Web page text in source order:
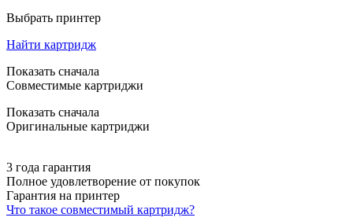
Выбрать принтер
Найти картридж
Показать сначала
Совместимые картриджи
Показать сначала
Оригинальные картриджи
3 года гарантия
Полное удовлетворение от покупок
Гарантия на принтер
Что такое совместимый картридж?